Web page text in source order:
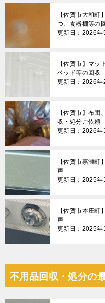
【佐賀市大和
つ、食器棚等の
更新日：2026年
【佐賀市】マ
ベッド等の回収
更新日：2026年
【佐賀市】布団
収・処分ご依
更新日：2026年
【佐賀市嘉瀬
声
更新日：2025年
【佐賀市本庄
声
更新日：2025年
不用品回収・処分の